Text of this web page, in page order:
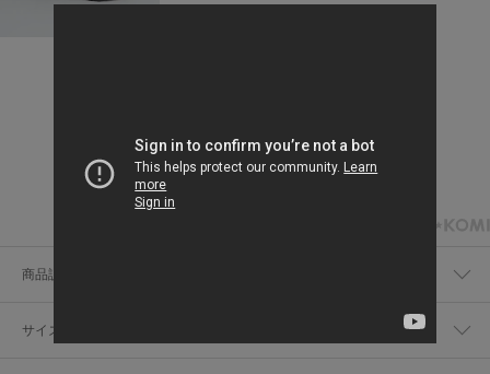
商品説明
サイズ・幅